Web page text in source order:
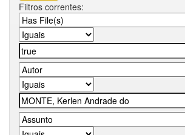
Filtros correntes: